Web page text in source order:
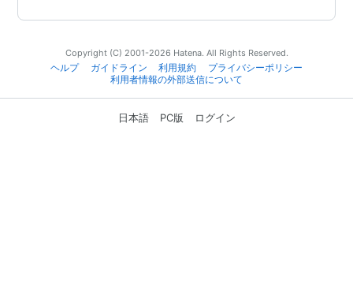
Copyright (C) 2001-2026 Hatena. All Rights Reserved.
ヘルプ
ガイドライン 利用規約
プライバシーポリシー
利用者情報の外部送信について
日本語 PC版 ログイン